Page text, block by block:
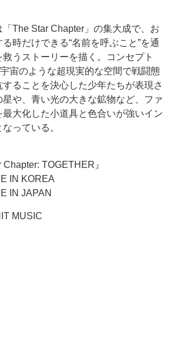
The Star Chapter」の集大成で、お
時だけできる“名前を呼ぶこと”を通
うストーリーを描く。コンセプト
宙のような超現実的な空間で戦闘態
ることを決心した少年たちが表現さ
や、青い光の大きな鉱物など、ファ
大化した小道具と色合いが強いイン
っている。
TOGETHER』
IN KOREA
IN JAPAN
MUSIC